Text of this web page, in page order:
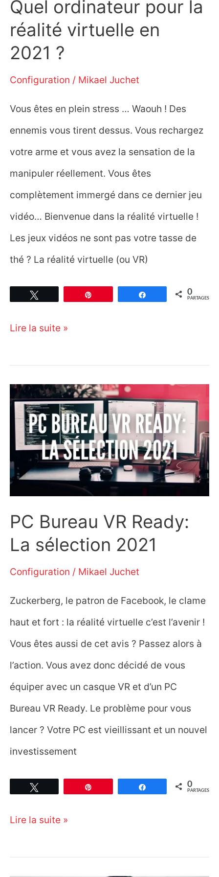
2024
?
Quel ordinateur pour la
réalité virtuelle en
2021 ?
Configuration / Mikael Juchet
Vous êtes en plein stress … Waouh ! Des
ennemis vous tirent dessus. Vous rechargez
votre arme et vous avez la sensation de la
manipuler réellement. Vous êtes
complètement immergé dans ce dernier jeu
vidéo… Bienvenue dans la réalité virtuelle !
Les jeux vidéos ne sont pas votre tasse de
thé ? La réalité virtuelle (ou VR)
Partagez 0
PARTAGES
Quel
la
réalité
virtuelle
2021 ?
Lire la suite »
PC Bureau VR Ready:
La sélection 2021
Configuration / Mikael Juchet
Zuckerberg, le patron de Facebook, le clame
haut et fort : la réalité virtuelle c’est l’avenir !
Vous êtes aussi de cet avis ? Passez alors à
l’action. Vous avez donc décidé de vous
équiper avec un casque VR et d’un PC
Bureau VR Ready. Le problème pour vous
lancer ? Votre PC est vieillissant et un nouvel
investissement
Partagez 0
PARTAGES
PC
Lire la suite »